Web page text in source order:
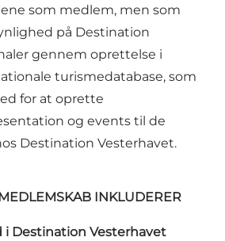
som medlem, men som
på Destination
gennem oprettelse i
turismedatabase, som
for at oprette
og events til de
Destination Vesterhavet.
INKLUDERER
i Destination Vesterhavet